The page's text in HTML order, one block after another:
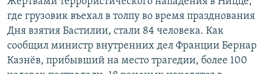
Все сайты Радио Азатутюн
где грузовик въехал в толпу во время празднования
Дня взятия Бастилии, стали 84 человека. Как
сообщил министр внутренних дел Франции Бернар
Казнёв, прибывший на место трагедии, более 100